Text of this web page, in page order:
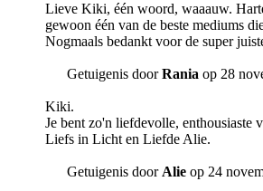
Lieve Kiki, één woord, waaauw.
gewoon één van de beste mediums
Nogmaals bedankt voor de super
Getuigenis doorRania op 28
Kiki.
Je bent zo'n liefdevolle, enthousiaste
Liefs in Licht en Liefde Alie.
Getuigenis door Alie op 24